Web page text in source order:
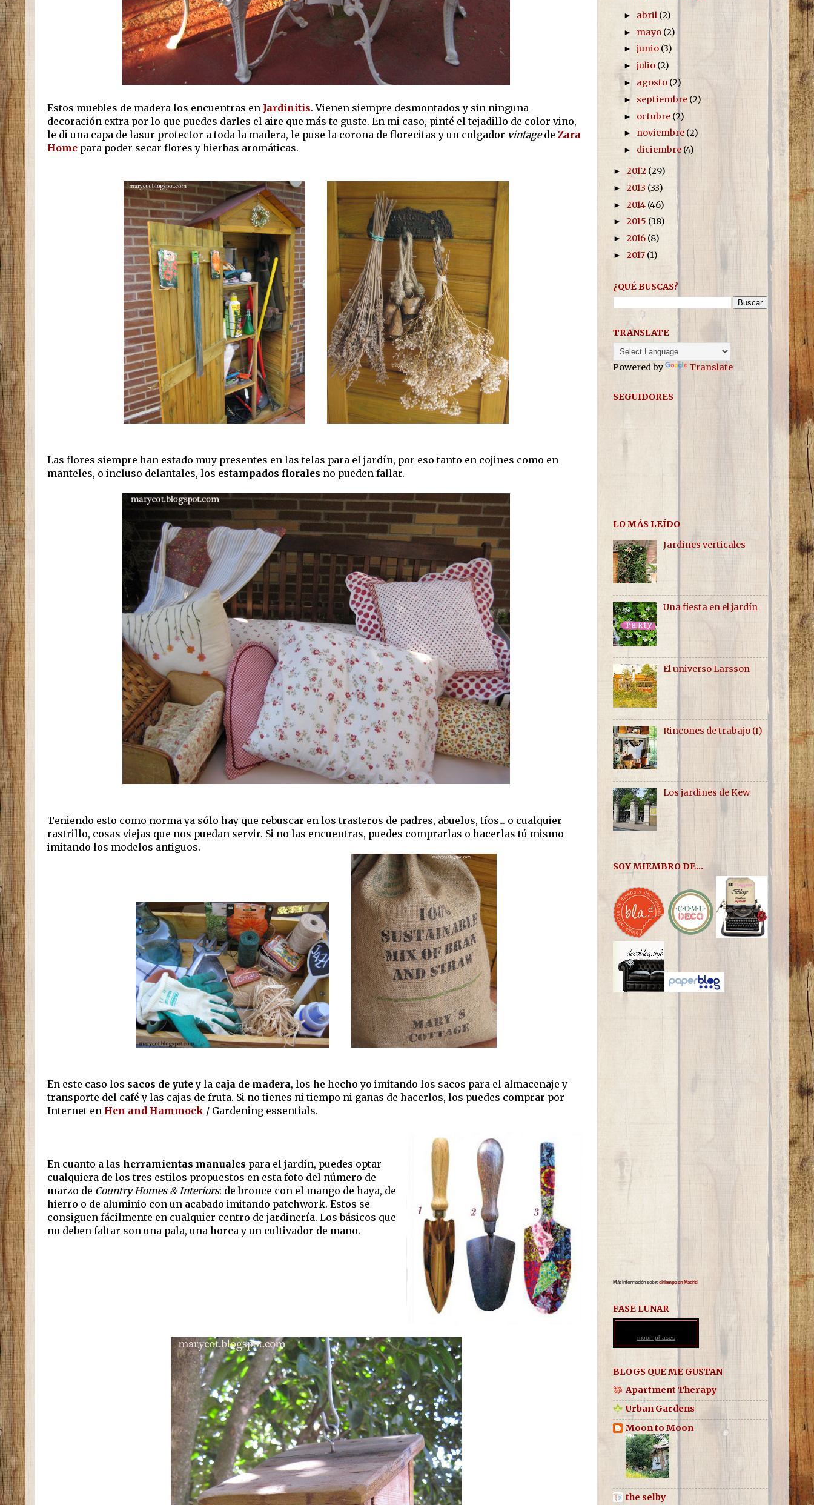
Estos muebles de madera los encuentras en Jardinitis. Vienen siempre desmontados y sin ninguna
decoración extra por lo que puedes darles el aire que más te guste. En mi caso, pinté el tejadillo de color vino,
le di una capa de lasur protector a toda la madera, le puse la corona de florecitas y un colgador vintagede Zara
Home para poder secar flores y hierbas aromáticas.
Las flores siempre han estado muy presentes en las telas para el jardín, por eso tanto en cojines como en
manteles, o incluso delantales, los estampados florales no pueden fallar.
Teniendo esto como norma ya sólo hay que rebuscar en los trasteros de padres, abuelos, tíos... o cualquier
rastrillo, cosas viejas que nos puedan servir. Si no las encuentras, puedes comprarlas o hacerlas tú mismo
imitando los modelos antiguos.
En este caso los sacos de yutey la caja de madera, los he hecho yo imitando los sacos para el almacenaje y
transporte del café y las cajas de fruta. Si no tienes ni tiempo ni ganas de hacerlos, los puedes comprar por
Internet en Hen and Hammock / Gardening essentials.
En cuanto a las herramientas manuales para el jardín, puedes optar
cualquiera de los tres estilos propuestos en esta foto del número de
marzo de Country Homes & Interiors: de bronce con el mango de haya, de
hierro o de aluminio con un acabado imitando patchwork. Estos se
consiguen fácilmente en cualquier centro de jardinería. Los básicos que
no deben faltar son una pala, una horca y un cultivador de mano.
► abril (2)
► mayo (2)
►junio (3)
►julio (2)
► agosto (2)
► septiembre (2)
► octubre (2)
► noviembre (2)
► diciembre (4)
► 2012 (29)
► 2013 (33)
► 2014 (46)
► 2015 (38)
► 2016 (8)
► 2017 (1)
¿QUÉ BUSCAS?
TRANSLATE
Powered by Translate
SEGUIDORES
LO MÁS LEÍDO
Jardines verticales
Una fiesta en el jardín
El universo Larsson
Rincones de trabajo (I)
Los jardines de Kew
SOY MIEMBRO DE...
Más información sobreel tiempo en Madrid
FASE LUNAR
moon phases
BLOGS QUE ME GUSTAN
Apartment Therapy
Urban Gardens
Moon to Moon
the selby